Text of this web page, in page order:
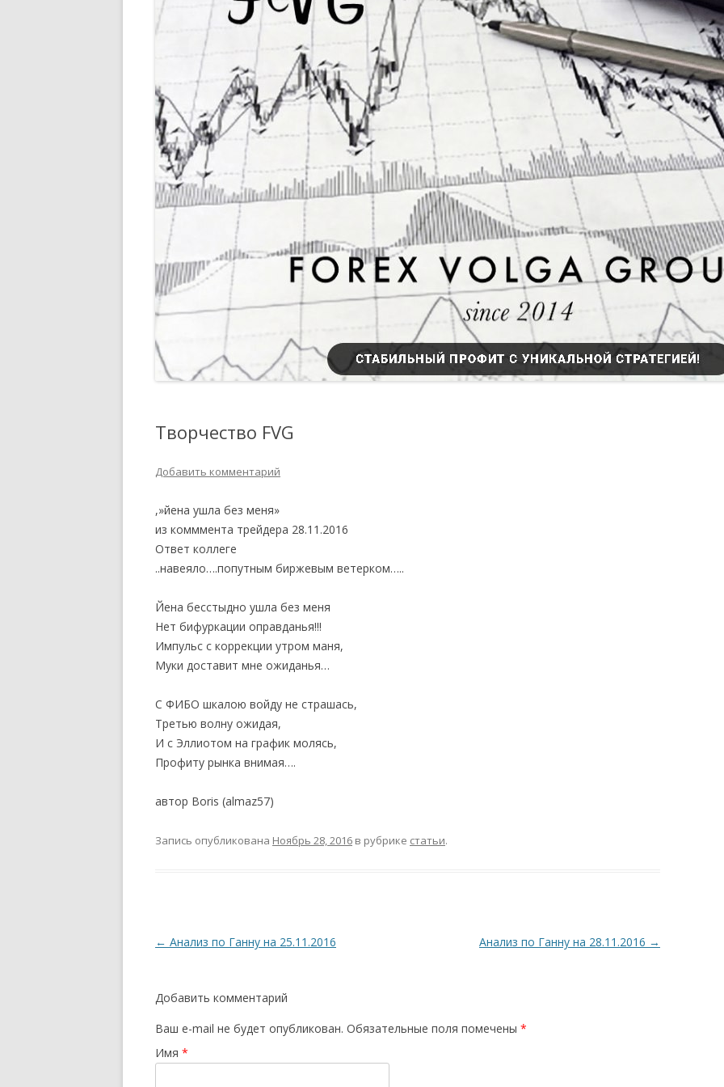
Творчество FVG
Добавить комментарий
,»йена ушла без меня»
из комммента трейдера 28.11.2016
Ответ коллеге
..навеяло….попутным биржевым ветерком…..
Йена бесстыдно ушла без меня
Нет бифуркации оправданья!!!
Импульс с коррекции утром маня,
Муки доставит мне ожиданья…
С ФИБО шкалою войду не страшась,
Третью волну ожидая,
И с Эллиотом на график молясь,
Профиту рынка внимая….
автор Boris (almaz57)
Запись опубликована Ноябрь 28, 2016 в рубрике статьи.
Навигация
← Анализ по Ганну на 25.11.2016 Анализ по Ганну на 28.11.2016 →
Добавить комментарий
Ваш e-mail не будет опубликован. Обязательные поля помечены *
Имя *